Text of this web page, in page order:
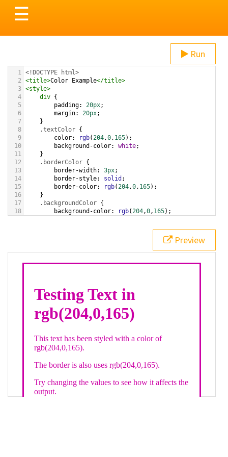
Toggle
navigation
☰
Run
1 <!DOCTYPE html>
2
<title>Color Example</title>
3 <style>
4
div {
5
padding: 20px;
6
margin: 20px;
7
}
8
.textColor {
9
color: rgb(204,0, 165);
10
background-color: white;
11
}
12
.borderColor {
13
border-width: 3px;
14
border-style: solid ;
15
border-color: rgb(204,0, 165);
16
}
17
.backgroundColor {
18
background-color: rgb(204,0, 165);
bottom ,
white, rgb(204,0,165));
div class="textColor borderColor"
< h1>Testing Text in rgb(204,0,165)
Preview